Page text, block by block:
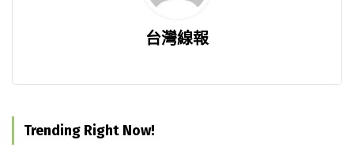
台灣線報
Trending Right Now!